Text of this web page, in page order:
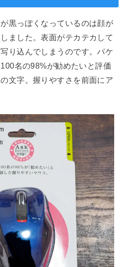
黒っぽくなっているのは顔が
ました。表面がテカテカして
り込んでしまうのです。パケ
名の98%が勧めたいと評価
文字。握りやすさを前面にア